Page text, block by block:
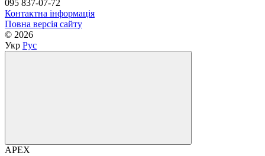
095 837-07-72
Контактна інформація
Повна версія сайту
© 2026
Укр Рус
APEX